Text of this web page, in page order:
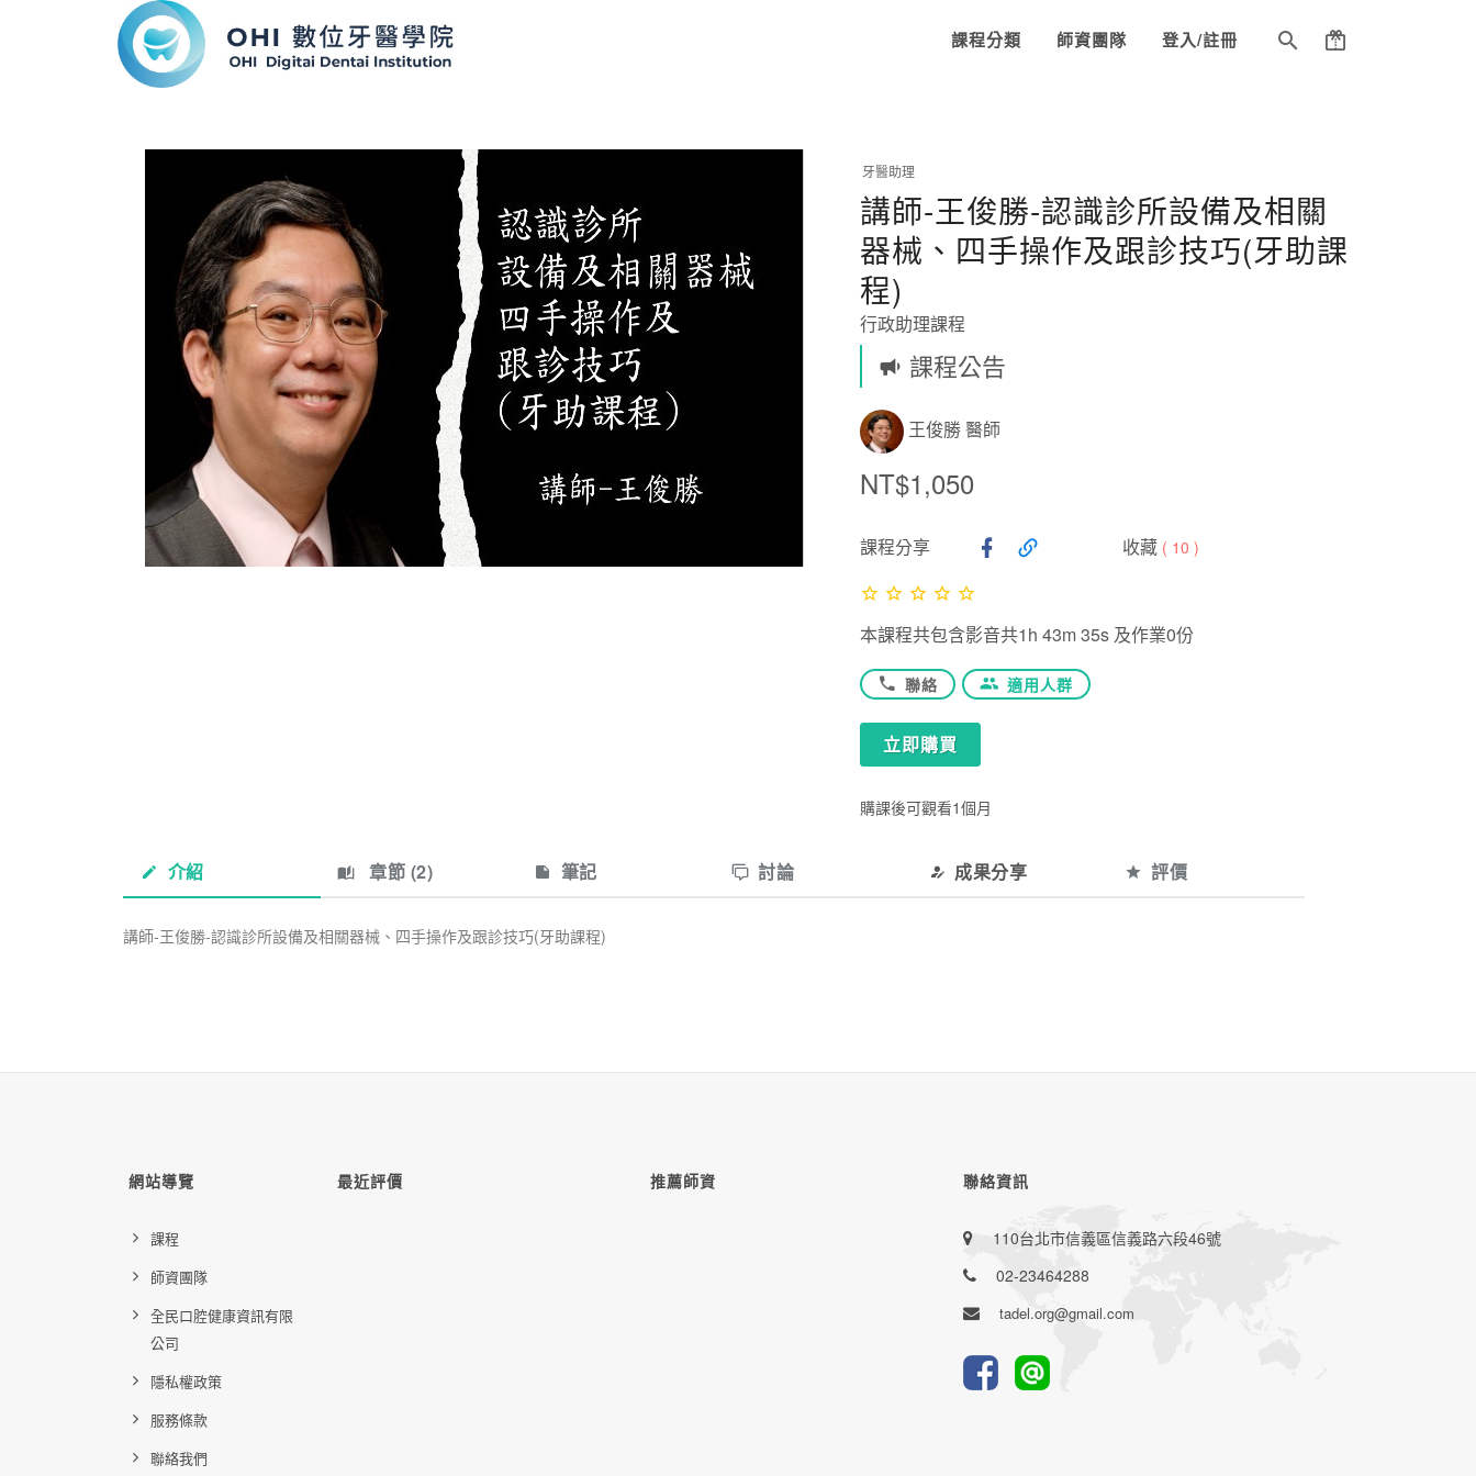
課程分類 師資團隊 登入/註冊
牙醫助理
講師-王俊勝-認識診所設備及相關
器械、四手操作及跟診技巧(牙助課
程)
行政助理課程
課程公告
王俊勝 醫師
NT$1,050
課程分享 收藏 ( 10)
本課程共包含影音共1h 43m 35s 及作業0份
聯絡 適用人群
立即購買
購課後可觀看1個月
介紹 章節 (2) 筆記 討論 成果分享 評價
講師-王俊勝-認識診所設備及相關器械、四手操作及跟診技巧(牙助課程)
網站導覽
課程
師資團隊
全民口腔健康資訊有限
公司
隱私權政策
服務條款
聯絡我們
最近評價 推薦師資 聯絡資訊
110台北市信義區信義路六段46號
02-23464288
tadel.org@gmail.com